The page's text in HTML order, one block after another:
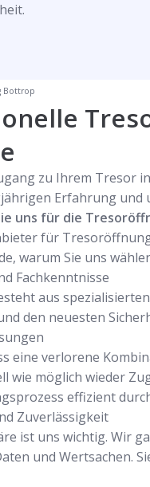
Bottrop
zu Ihrem Tresor
Erfahrung und
uns für die
für
warum Sie uns
Fachkenntnisse
aus
den neuesten
eine verlorene
wie möglich wieder
effizient
Zuverlässigkeit
ist uns wichtig. Wir
und Wertsachen.